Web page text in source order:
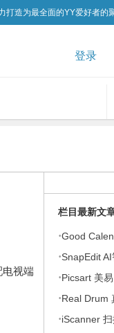
造为最全面的YY爱好者的聚
登录
电视端
栏目最新文
·Good
会员
·SnapEdit
·Picsart 美
锁高级版
·Real Drum
·iScanner